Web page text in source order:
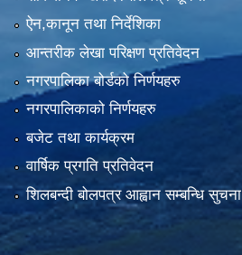
ऐन,कानून तथा निर्देशिका
आन्तरीक लेखा परिक्षण प्रतिवेदन
नगरपालिका बोर्डको निर्णयहरु
नगरपालिकाको निर्णयहरु
बजेट तथा कार्यक्रम
वार्षिक प्रगति प्रतिवेदन
शिलबन्दी बोलपत्र आह्वान सम्बन्धि सुचना